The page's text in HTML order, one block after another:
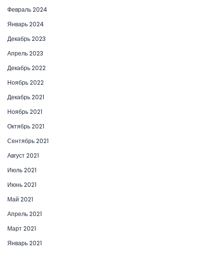
Февраль 2024
Январь 2024
Декабрь 2023
Апрель 2023
Декабрь 2022
Ноябрь 2022
Декабрь 2021
Ноябрь 2021
Октябрь 2021
Сентябрь 2021
Август 2021
Июль 2021
Июнь 2021
Май 2021
Апрель 2021
Март 2021
Январь 2021